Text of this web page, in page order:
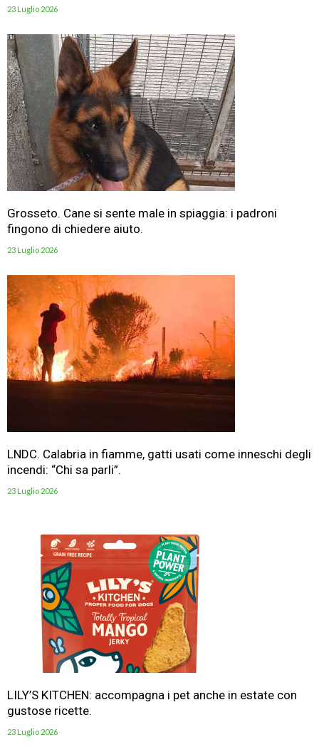
23 Luglio 2026
Grosseto. Cane si sente male in spiaggia: i padroni
fingono di chiedere aiuto.
23 Luglio 2026
LNDC. Calabria in fiamme, gatti usati come inneschi degli
incendi: “Chi sa parli”.
23 Luglio 2026
LILY’S KITCHEN: accompagna i pet anche in estate con
gustose ricette.
23 Luglio 2026